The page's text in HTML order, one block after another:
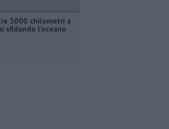
5000 chilometri a
sfidando l'oceano